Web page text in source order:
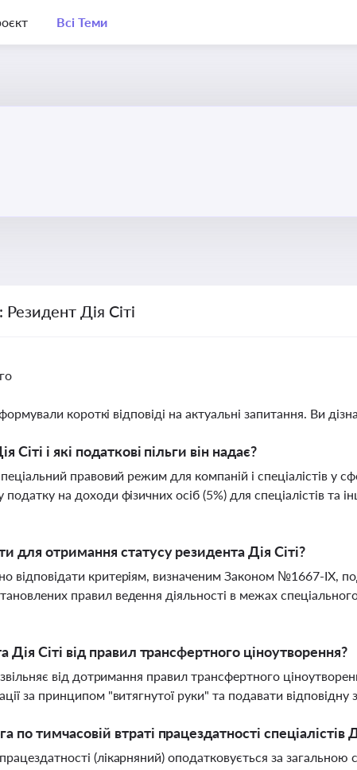
Всі Теми
Дія Сіті
короткі відповіді на актуальні запитання. Ви
і які податкові пільги він надає?
правовий режим для компаній і спеціалістів у
на доходи фізичних осіб (5%) для спеціалістів та
для отримання статусу резидента Дія Сіті?
відповідати критеріям, визначеним Законом №1667-ІХ,
правил ведення діяльності в межах
Дія Сіті від правил трансфертного ціноутворення?
від дотримання правил трансфертного
за принципом "витягнутої руки" та подавати відповідну
тимчасовій втраті працездатності спеціалістів
(лікарняний) оподатковується за загальною